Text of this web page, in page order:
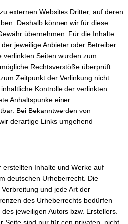
externen Websites Dritter, auf deren
Deshalb können wir für diese
übernehmen. Für die Inhalte
jeweilige Anbieter oder Betreiber
verlinkten Seiten wurden zum
Rechtsverstöße überprüft.
Zeitpunkt der Verlinkung nicht
Kontrolle der verlinkten
Anhaltspunke einer
Bei Bekanntwerden von
derartige Links umgehend
erstellten Inhalte und Werke auf
deutschen Urheberrecht. Die
und jede Art der
des Urheberrechts bedürfen
jeweiligen Autors bzw. Erstellers.
Seite sind nur für den privaten, nicht